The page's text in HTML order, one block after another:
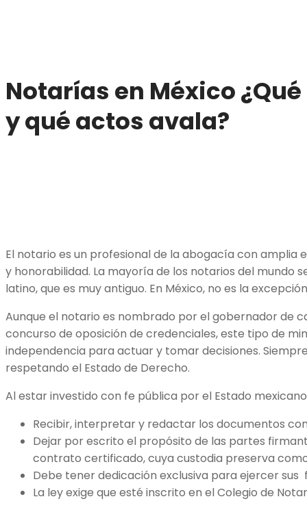
Notarías en México¿
y qué actos avala?
El notario es un profesional de la abogacía con
y honorabilidad. La mayoría de los notarios del mundo
latino, que es muy antiguo. En México, no es la
Aunque el notario es nombrado por el gobernador de
concurso de oposición de credenciales, este tipo de
independencia para actuar y tomar decisiones.
respetando el Estado de Derecho.
Al estar investido con fe pública por el Estado
Recibir, interpretar y redactar los documentos
Dejar por escrito el propósito de las partes
contrato certificado, cuya custodia preserva
Debe tener dedicación exclusiva para ejercer sus
La ley exige que esté inscrito en el Colegio de